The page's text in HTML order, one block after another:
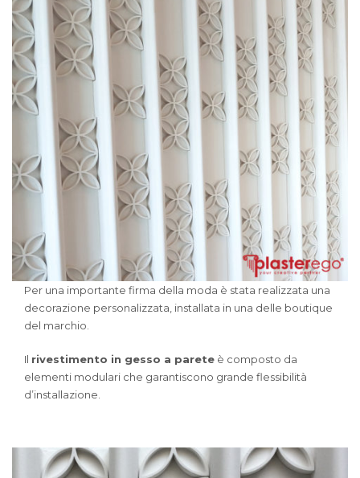
Per una importante firma della moda è stata realizzata una
decorazione personalizzata, installata in una delle boutique
del marchio.
Il rivestimento in gesso a parete è composto da
elementi modulari che garantiscono grande flessibilità
d’installazione.